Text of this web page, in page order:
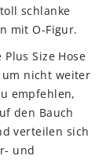
schlanke
mit O-Figur.
Size Hose
nicht weiter
empfehlen,
den Bauch
verteilen sich
und